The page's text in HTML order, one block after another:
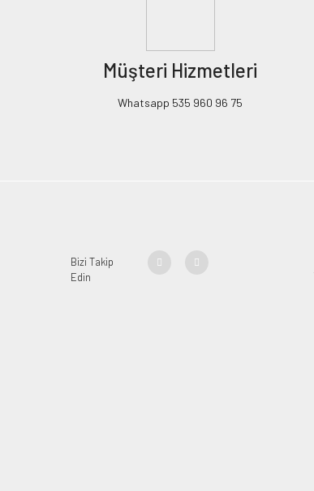
Müşteri Hizmetleri
Whatsapp 535 960 96 75
Bizi Takip
Edin